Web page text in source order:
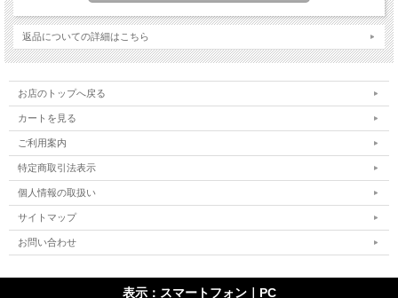
返品についての詳細はこちら
お店のトップへ戻る
カートを見る
ご利用案内
特定商取引法表示
個人情報の取扱い
サイトマップ
お問い合わせ
表示：スマートフォン｜ PC